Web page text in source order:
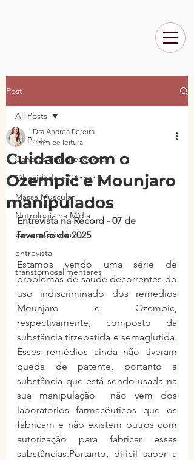
Post
All Posts
Canetas Emagrecedoras
Obesidade e Câncer
Massa Muscular
Nutrologia na Mídia
Comer Ciência
entrevista
transtornosalimentares
All Posts
Cuidado com o
Ozempic e Mounjaro
manipulados
Dra.Andrea Pereira
1 min de leitura
Entrevista na Record - 07 de
fevereiro de 2025
Estamos vendo uma série de
problemas de saúde decorrentes do
uso indiscriminado dos remédios
Mounjaro e Ozempic,
respectivamente, composto da
substância tirzepatida e semaglutida.
Esses remédios ainda não tiveram
queda de patente, portanto a
substância que está sendo usada na
sua manipulação  não vem dos
laboratórios farmacêuticos que os
fabricam e não existem outros com
autorização para fabricar essas
substâncias.Portanto, dificil saber a